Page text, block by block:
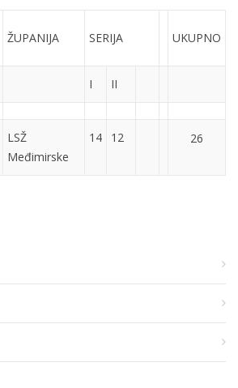
ŽUPANIJA SERIJA UKUPNO
I II
LSŽ
Međimirske
14 12 26